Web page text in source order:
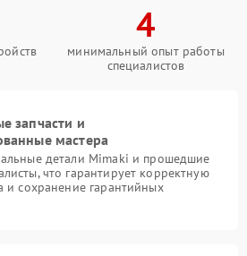
4
минимальный опыт работы
специалистов
запчасти и
мастера
детали Mimaki и прошедшие
что гарантирует корректную
и сохранение гарантийных